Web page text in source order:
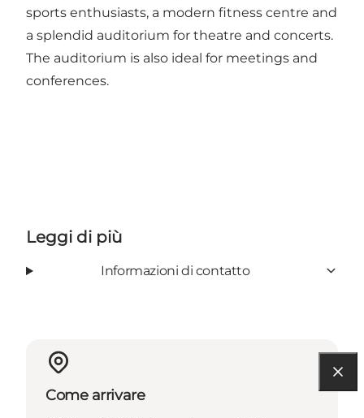
sports enthusiasts, a modern fitness centre and
a splendid auditorium for theatre and concerts.
The auditorium is also ideal for meetings and
conferences.
Leggi di più
Informazioni di contatto
Come arrivare